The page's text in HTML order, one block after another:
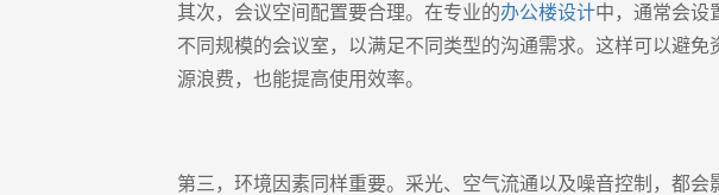
其次，会议空间配置要合理。在专业的办公楼设计中，通常会设
不同规模的会议室，以满足不同类型的沟通需求。这样可以避免
源浪费，也能提高使用效率。
第三，环境因素同样重要。采光、空气流通以及噪音控制，都会